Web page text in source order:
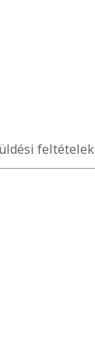
feltételek